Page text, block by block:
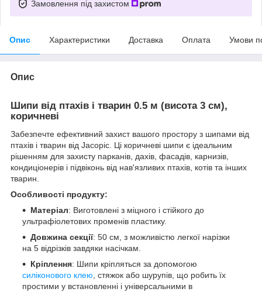
Замовлення під захистом
Опис Характеристики Доставка Оплата Умови
Опис
Шипи від птахів і тварин 0.5 м (висота 3 см),
коричневі
Забезпечте ефективний захист вашого простору з шипами від
птахів і тварин від Jacopic. Ці коричневі шипи є ідеальним
рішенням для захисту парканів, дахів, фасадів, карнизів,
кондиціонерів і підвіконь від нав'язливих птахів, котів та інших
тварин.
Особливості продукту:
Матеріал: Виготовлені з міцного і стійкого до
ультрафіолетових променів пластику.
Довжина секції: 50 см, з можливістю легкої нарізки
на 5 відрізків завдяки насічкам.
Кріплення: Шипи кріпляться за допомогою
силіконового клею, стяжок або шурупів, що робить їх
простими у встановленні і універсальними в